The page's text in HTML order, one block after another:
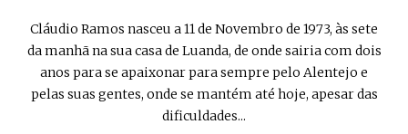
Cláudio Ramos nasceu a 11 de Novembro de 1973, às sete
da manhã na sua casa de Luanda, de onde sairia com dois
anos para se apaixonar para sempre pelo Alentejo e
pelas suas gentes, onde se mantém até hoje, apesar das
dificuldades...